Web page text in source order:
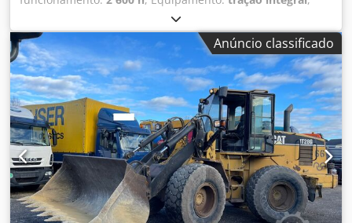
Caterpillar M318 Motor? Motor: Cat C4.4 ? Potência (ISO
14396): 129 kW / aprox. 176 cv ? Cilindrada: 4,4 l ?
Cilindros: 4 ? Emissão: EU Stage V Desempenho Velocidade
máxima: até aprox. 35 km/h * Tração: transmissão
hidrostática * Direção: tração nas quatro rodas com eixo
oscilante Tanque & Hidráulica Tanque de combustível:
aprox. 350 litros * Sistema hidráulico: hidráulica load-
sensing com vários circuitos auxiliares para implementos
Dedpezqx Rtjfx Afaskr Ar-condicionado Apenas 2600 horas
de operação e em estado muito bom
Anúncio classificado